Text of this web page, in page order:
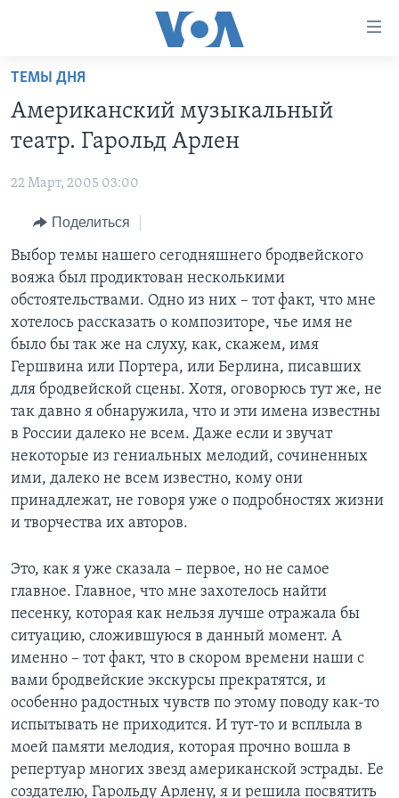
Перейти
основной
контент
Перейти
навигации
Перейти
поиск
ПРОГРАММЫ
НОВОСТИ ЗА МИНУТУ
ИТОГИ
ПОЧЕМУ ЭТО ВАЖНО?
ДИСКУССИЯ VOA
ДЕТАЛИ
НЬЮ-ЙОРК NEW YORK
АМЕРИКА. БОЛЬШОЕ ПУТЕШЕСТВИЕ
ПРОЕКТЫ
УЧИМ АНГЛИЙСКИЙ
НАША АМЕРИКАНСКАЯ ИСТОРИЯ
А КАК В АМЕРИКЕ?
АРТЕФАКТЫ
АМЕРИКАНСКИЕ ГОРОДКИ
ТЕСТЫ
ЭКСПЕРТИЗА
ИНТЕРВЬЮ
ФАКТЫ ПРОТИВ ФЕЙКОВ
ЗА СВОБОДУ ПРЕССЫ
УЧИМ АНГЛИЙСКИЙ
ВИДЕО
ПОДПИСКА НА НОВОСТИ
Learning English
СОЦИАЛЬНЫЕ СЕТИ
Языки
ТЕМЫ ДНЯ
Американский музыкальный
театр. Гарольд Арлен
22 Март, 2005 03:00
Поделиться
Выбор темы нашего сегодняшнего бродвейского
вояжа был продиктован несколькими
обстоятельствами. Одно из них – тот факт, что мне
хотелось рассказать о композиторе, чье имя не
было бы так же на слуху, как, скажем, имя
Гершвина или Портера, или Берлина, писавших
для бродвейской сцены. Хотя, оговорюсь тут же, не
так давно я обнаружила, что и эти имена известны
в России далеко не всем. Даже если и звучат
некоторые из гениальных мелодий, сочиненных
ими, далеко не всем известно, кому они
принадлежат, не говоря уже о подробностях жизни
и творчества их авторов.
Это, как я уже сказала – первое, но не самое
главное. Главное, что мне захотелось найти
песенку, которая как нельзя лучше отражала бы
ситуацию, сложившуюся в данный момент. А
именно – тот факт, что в скором времени наши с
вами бродвейские экскурсы прекратятся, и
особенно радостных чувств по этому поводу как-то
испытывать не приходится. И тут-то и всплыла в
моей памяти мелодия, которая прочно вошла в
репертуар многих звезд американской эстрады. Ее
создателю, Гарольду Арлену, я и решила посвятить